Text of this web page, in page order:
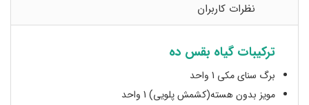
نظرات کاربران
ترکیبات گیاه بقس ده
برگ سنای مکی 1 واحد
مویز بدون هسته(کشمش پلویی) 1 واحد